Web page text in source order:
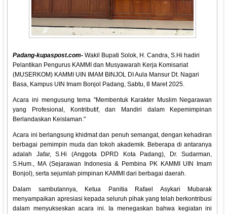
Padang-kupaspost.com- Wakil Bupati Solok, H. Candra, S.Hi hadiri
Pelantikan Pengurus KAMMI dan Musyawarah Kerja Komisariat
(MUSERKOM) KAMMI UIN IMAM BINJOL DI Aula Mansur Dt. Nagari
Basa, Kampus UIN Imam Bonjol Padang, Sabtu, 8 Maret 2025.
Acara ini mengusung tema "Membentuk Karakter Muslim Negarawan
yang Profesional, Kontributif, dan Mandiri dalam Kepemimpinan
Berlandaskan Keislaman."
Acara ini berlangsung khidmat dan penuh semangat, dengan kehadiran
berbagai pemimpin muda dan tokoh akademik. Beberapa di antaranya
adalah Jafar, S.Hi (Anggota DPRD Kota Padang), Dr. Sudarman,
S.Hum., MA (Sejarawan Indonesia & Pembina PK KAMMI UIN Imam
Bonjol), serta sejumlah pimpinan KAMMI dari berbagai daerah.
Dalam sambutannya, Ketua Panitia Rafael Asykari Mubarak
menyampaikan apresiasi kepada seluruh pihak yang telah berkontribusi
dalam menyukseskan acara ini. Ia menegaskan bahwa kegiatan ini